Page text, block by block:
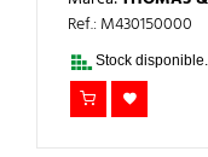
ERA:
14,17€.ES:
Ref.: M430150000
Stock disponible.